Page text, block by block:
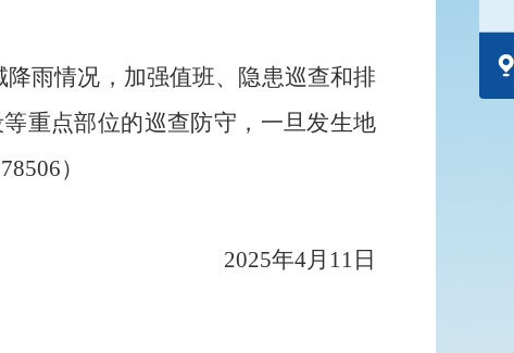
雨情况，加强值班、隐患巡查和排
重点部位的巡查防守， 一旦发生地
）
2025年4月 11 日